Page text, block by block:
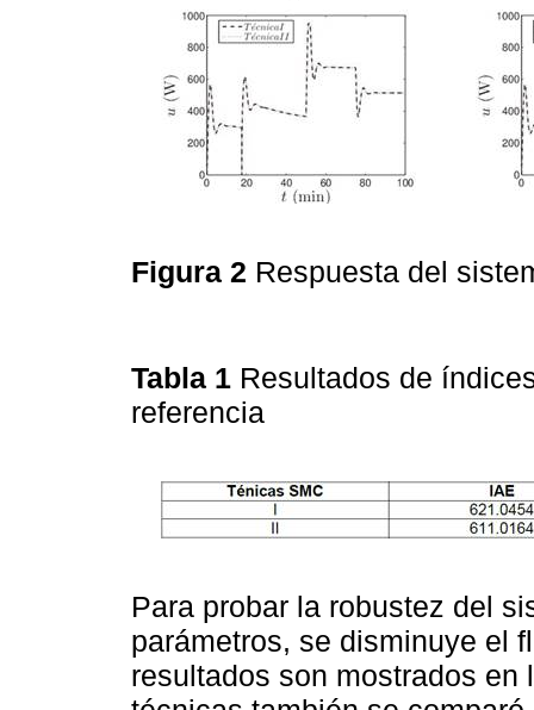
Figura 2 Respuesta del
Tabla 1 Resultados de
referencia
Para probar la robustez del
parámetros, se disminuye el
resultados son mostrados en